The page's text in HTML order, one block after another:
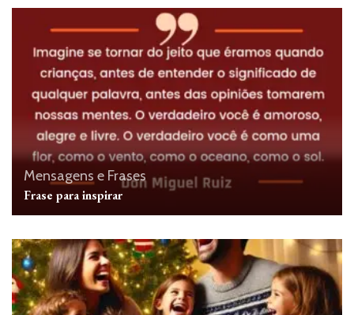
Mensagens e Frases
Frase para inspirar